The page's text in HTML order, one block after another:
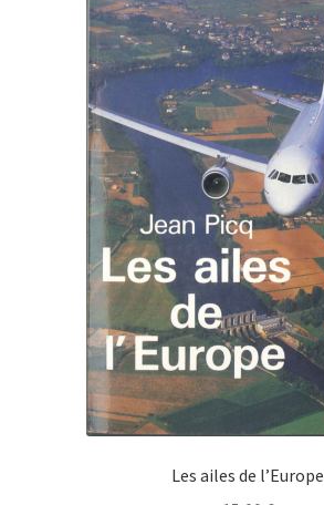
Les ailes de l’Europe